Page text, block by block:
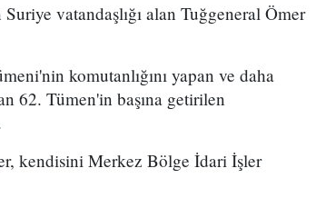
vatandaşlığı alan Tuğgeneral Ömer
komutanlığını yapan ve daha
62. Tümen'in başına getirilen
kendisini Merkez Bölge İdari İşler